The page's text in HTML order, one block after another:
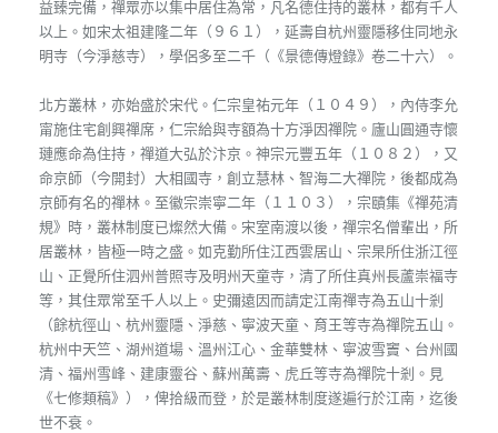
益臻完備，禪眾亦以集中居住為常，凡名德住持的叢林，都有千人
以上。如宋太祖建隆二年（９６１），延壽自杭州靈隱移住同地永
明寺（今淨慈寺），學侶多至二千（《景德傳燈錄》卷二十六）。
北方叢林，亦始盛於宋代。仁宗皇祐元年（１０４９），內侍李允
甯施住宅創興禪席，仁宗給與寺額為十方淨因禪院。廬山圓通寺懷
璉應命為住持，禪道大弘於汴京。神宗元豐五年（１０８２），又
命京師（今開封）大相國寺，創立慧林、智海二大禪院，後都成為
京師有名的禪林。至徽宗崇寧二年（１１０３），宗賾集《禪苑清
規》時，叢林制度已燦然大備。宋室南渡以後，禪宗名僧輩出，所
居叢林，皆極一時之盛。如克勤所住江西雲居山、宗杲所住浙江徑
山、正覺所住泗州普照寺及明州天童寺，清了所住真州長蘆崇福寺
等，其住眾常至千人以上。史彌遠因而請定江南禪寺為五山十剎
（餘杭徑山、杭州靈隱、淨慈、寧波天童、育王等寺為禪院五山。
杭州中天竺、湖州道場、溫州江心、金華雙林、寧波雪竇、台州國
清、福州雪峰、建康靈谷、蘇州萬壽、虎丘等寺為禪院十剎。見
《七修類稿》），俾拾級而登，於是叢林制度遂遍行於江南，迄後
世不衰。